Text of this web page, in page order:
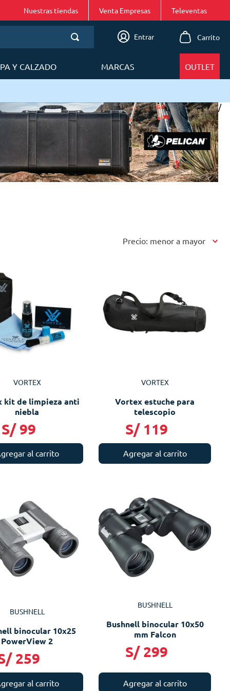
Nuestras tiendas Venta Empresas
Entrar
Y CALZADO MARCAS OUTLET
/
Precio: menor a mayor
VORTEX
kit de limpieza anti
niebla
S/ 99
al carrito
VORTEX
Vortex estuche para
telescopio
S/ 119
Agregar al carrito
BUSHNELL
binocular 10x25
PowerView 2
259
al carrito
BUSHNELL
Bushnell binocular 10x50
mm Falcon
S/ 299
Agregar al carrito